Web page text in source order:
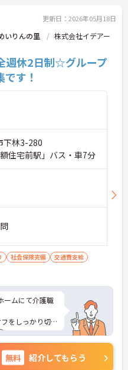
更新日：2026年05月18日
いりんの里
株式会社イデアー
週休2日制☆グループ
す！
下林3-280
住宅前駅」バス・車7分
社会保険完備
交通費支給
ームにて介護職
をしっかり切
ントなど、さら
相談くださ
無料 紹介してもらう